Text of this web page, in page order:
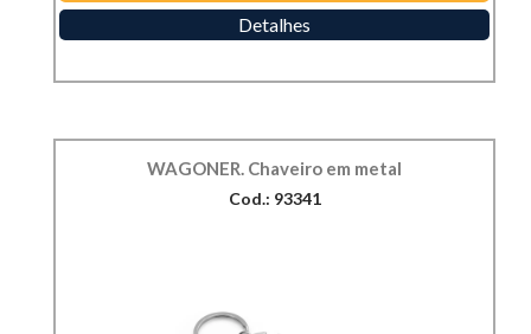
Detalhes
WAGONER. Chaveiro em metal
Cod.: 93341